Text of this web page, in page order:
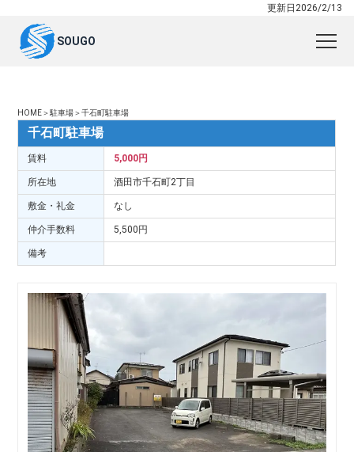
更新日2026/2/13
SOUGO
HOME＞駐車場＞千石町駐車場
千石町駐車場
賃料 5,000円
所在地 酒田市千石町2丁目
敷金・礼金 なし
仲介手数料 5,500円
備考